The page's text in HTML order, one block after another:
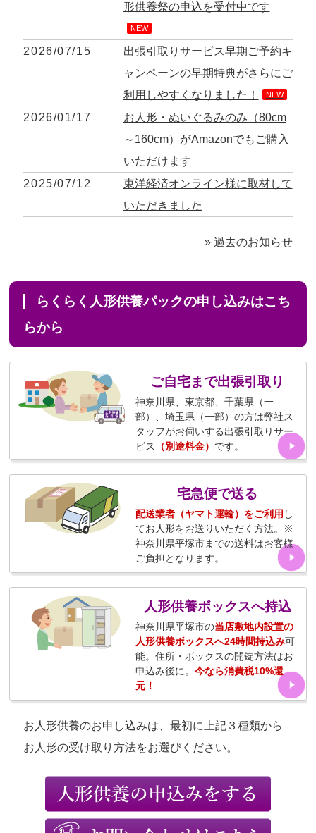
りがとうございました
2026/08/01 19:28 東京都の方 14,300円のお申込みあ
りがとうございました
2026/08/01 17:10 東京都の方 3,300円のお申込みあり
2026/08/01 11:07 さいたの方 23,100円のお申込みあ
りがとうございました
2026/07/31 17:28 栃木県の方 44,000円のお申込みあ
りがとうございました
2026/07/31 12:32 東京都の方 9,900円のお申込みあり
2026/07/31 08:41 埼玉県の方 6,600円のお申込みあり
がとうございました
がとうございました
2026/07/30 17:02 神奈川の方 2,200円のお申込みあり
がとうございました
2026/07/30 15:59 神奈川の方 25,300円のお申込みあ
2026/07/30 08:46 東京都の方 6,600円のお申込みあり
がとうございました
2026/07/29 15:08 神奈川の方 5,500円のお申込みあり
がとうございました
2026/07/29 12:23 大阪府の方 3,300円のお申込みあり
形供養祭の申込を受付中です
NEW
2026/07/15
出張引取りサービス早期ご予約キ
ャンペーンの早期特典がさらにご
利用しやすくなりました！
NEW
2026/01/17
お人形・ぬいぐるみのみ（80cm
～160cm）がAmazonでもご購入
いただけます
2025/07/12
東洋経済オンライン様に取材して
いただきました
» 過去のお知らせ
らくらく人形供養パックの申し込みはこち
らから
ご自宅まで出張引取り
神奈川県、東京都、千葉県（一
部）、埼玉県（一部）の方は弊社ス
タッフがお伺いする出張引取りサー
ビス
（別途料金） です。
宅急便で送る
配送業者（ヤマト運輸）をご利用 し
てお人形をお送りいただく方法。※
神奈川県平塚市までの送料はお客様
ご負担となります。
人形供養ボックスへ持込
神奈川県平塚市の当店敷地内設置の
人形供養ボックスへ24時間持込み可
能。住所・ボックスの開錠方法はお
申込み後に。 今なら消費税10%還
元！
お人形供養のお申し込みは、最初に上記３種類から
お人形の受け取り方法をお選びください。